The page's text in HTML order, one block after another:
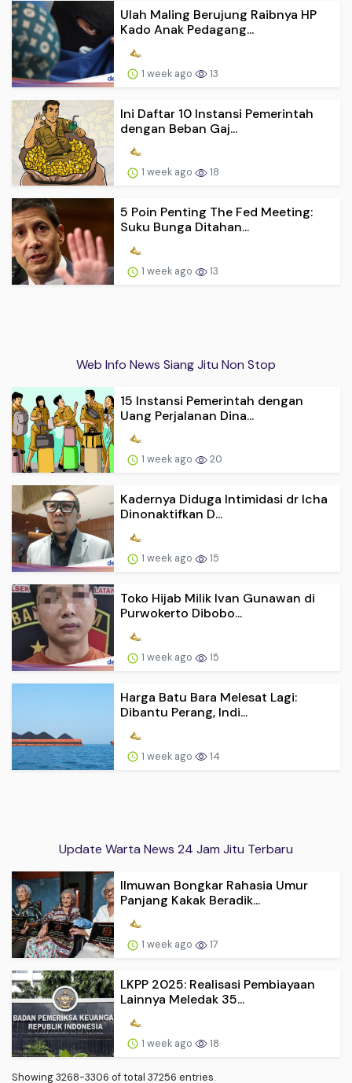
Ulah Maling Berujung Raibnya HP
Kado Anak Pedagang...
1 week ago 13
Ini Daftar 10 Instansi Pemerintah
dengan Beban Gaj...
1 week ago 18
5 Poin Penting The Fed Meeting:
Suku Bunga Ditahan...
1 week ago 13
Web Info News Siang Jitu Non Stop
15 Instansi Pemerintah dengan
Uang Perjalanan Dina...
1 week ago 20
Kadernya Diduga Intimidasi dr Icha
Dinonaktifkan D...
1 week ago 15
Toko Hijab Milik Ivan Gunawan di
Purwokerto Dibobo...
1 week ago 15
Harga Batu Bara Melesat Lagi:
Dibantu Perang, Indi...
1 week ago 14
Update Warta News 24 Jam Jitu Terbaru
Ilmuwan Bongkar Rahasia Umur
Panjang Kakak Beradik...
1 week ago 17
LKPP 2025: Realisasi Pembiayaan
Lainnya Meledak 35...
1 week ago 18
Showing 3268-3306 of total 37256 entries.